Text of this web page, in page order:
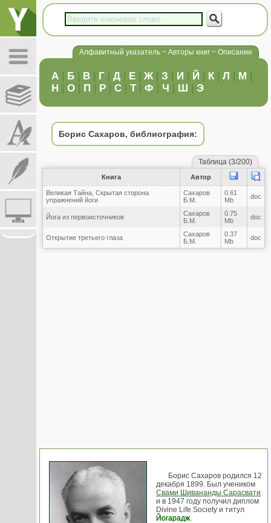
Алфавитный указатель ~ Авторы книг ~ Описание
А | Б | В | Г | Д | Е | Ж| З | И | Й | К | Л | М |
Н | О | П | Р | С | Т| Ф | Ч | Ш | Э
Борис Сахаров, библиография:
Таблица (3/200)
Книга Автор
Великая Тайна, Скрытая сторона
упражнений йоги
Сахаров
Б.М.
0.61
Mb
doc
Йога из первоисточников
Сахаров
Б.М.
0.75
Mb
doc
Открытие третьего глаза
Сахаров
Б.М.
0.37
Mb
doc
Борис Сахаров родился 12
декабря 1899. Был учеником
Свами Шивананды Сарасвати
и в 1947 году получил диплом
Divine Life Society и титул
Йогарадж.